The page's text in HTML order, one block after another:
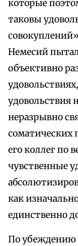
которые
таковы
Немесий
объективно
удовольствия
неразрывно
соматических
его коллег по
чувственные
как
единственно
По убеждению